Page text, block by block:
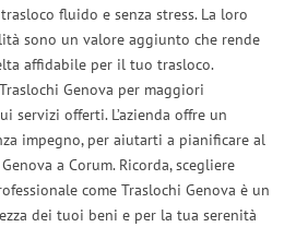
fluido e senza stress. La loro
sono un valore aggiunto che rende
affidabile per il tuo trasloco.
Genova per maggiori
servizi offerti. L’azienda offre un
impegno, per aiutarti a pianificare al
a Corum. Ricorda, scegliere
come Traslochi Genova è un
dei tuoi beni e per la tua serenità